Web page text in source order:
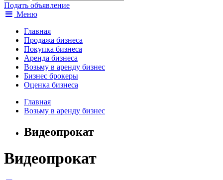
Подать объявление
Меню
Главная
Продажа бизнеса
Покупка бизнеса
Аренда бизнеса
Возьму в аренду бизнес
Бизнес брокеры
Оценка бизнеса
Главная
Возьму в аренду бизнес
Видеопрокат
Видеопрокат